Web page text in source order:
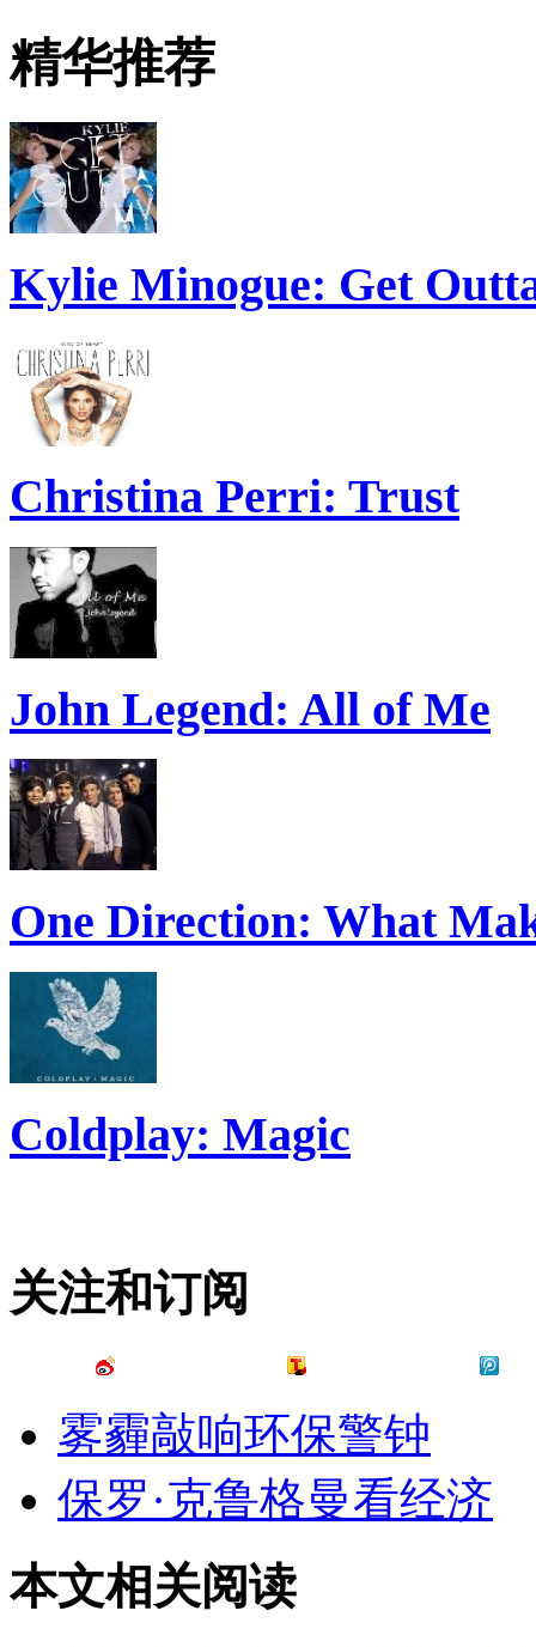
精华推荐
Kylie Minogue: Get
Christina Perri: Trust
John Legend: All of Me
One Direction: What
Coldplay: Magic
关注和订阅
雾霾敲响环保警钟
保罗·克鲁格曼看经济
本文相关阅读